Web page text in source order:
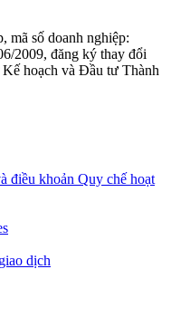
mã số doanh nghiệp:
2009, đăng ký thay đổi
hoạch và Đầu tư Thành
điều khoản Quy chế hoạt
dịch